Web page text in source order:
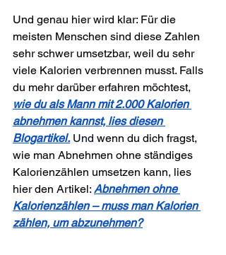
Und genau hier wird klar: Für die
meisten Menschen sind diese Zahlen
sehr schwer umsetzbar, weil du sehr
viele Kalorien verbrennen musst. Falls
du mehr darüber erfahren möchtest,
wie du als Mann mit 2.000 Kalorien
abnehmen kannst, lies diesen
Blogartikel. Und wenn du dich fragst,
wie man Abnehmen ohne ständiges
Kalorienzählen umsetzen kann, lies
hier den Artikel: Abnehmen ohne
Kalorienzählen – muss man Kalorien
zählen, um abzunehmen?